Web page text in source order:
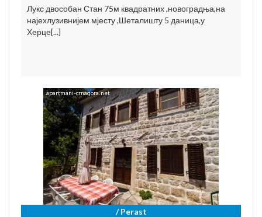
Лукс двособан Стан 75м квадратних ,новоградња,на
најехлузивнијем мјесту ,Шеталишту 5 даница,у
Херце[...]
/ Perast